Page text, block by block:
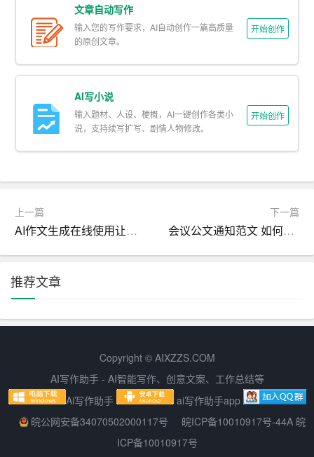
地址、联系方式等。
3. 合同正文要包括合同条款
违约责任等内容，确保合同双方的权益和义务得到明确表
4. 合同附件要包括与合同相关的资料、文件、图纸等，以
确保合同的完整性和可执行性。
可能导致合同无效或难以执行。在写作过程中，要注意以
下几点：
家强制性规定。
2. 明确合同双方的权益和义务，确保合同条款的公平性和
3. 注意合同中的名词术语和表述，确保其准确性和一致
性。
四、注重合同条款的严谨性和完整性
合同条款是合同的核心部分，直接关系到合同的履行和双
文章自动写作
输入您的写作要求，AI自动创作一篇高质量
的原创文章。
开始创作
AI写小说
输入题材、人设、梗概，AI一键创作各类小
说，支持续写扩写、剧情人物修改。
开始创作
上一篇
AI作文生成在线使用让创意和灵感无处不在
下一篇
会议公文通知范文 如何写一个完美的通知
推荐文章
Copyright © AIXZZS.COM
AI写作助手 - AI智能写作、创意文案、工作总结等
Ai写作助手
ai写作助手app
皖公网安备34070502000117号
皖ICP备10010917号-44A 皖
ICP备10010917号